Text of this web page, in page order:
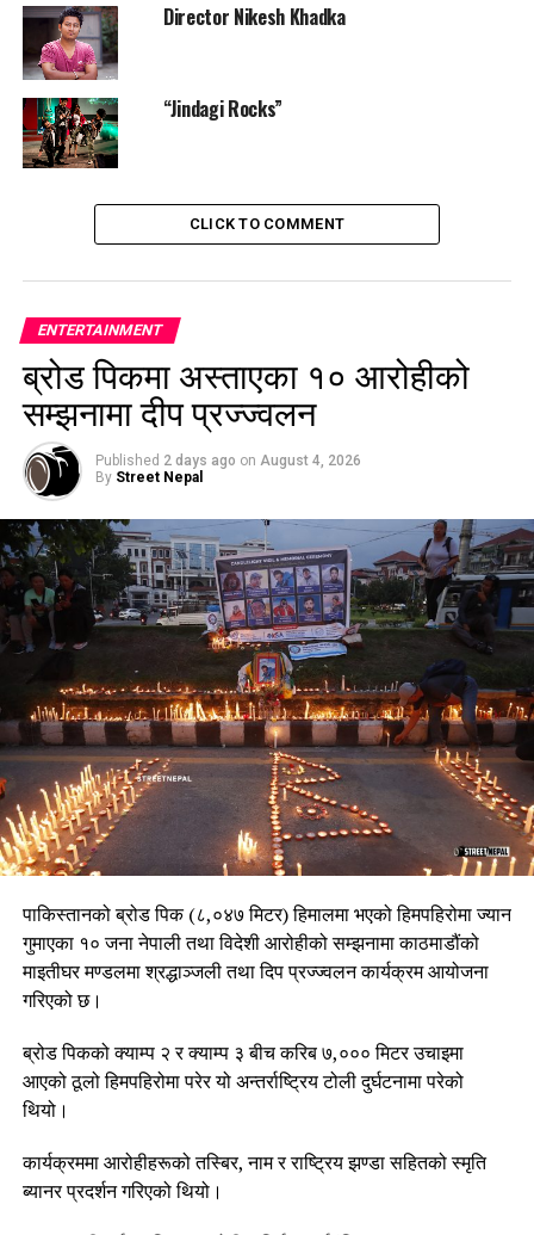
RELATED TOPICS:
LIFE IS UNCERTAIN
RAHUL PRADHAN
WONDERFUL MUSIC VIDEO
UP NEXT
Story of Traffic police
DON'T MISS
Philipino model on Sanjeev Pudasaini’s music video
Director Nikesh Khadka
“Jindagi Rocks”
CLICK TO COMMENT
ENTERTAINMENT
ब्रोड पिकमा अस्ताएका १० आरोहीको
सम्झनामा दीप प्रज्ज्वलन
Published 2 days ago on August 4, 2026
By Street Nepal
पाकिस्तानको ब्रोड पिक (८,०४७ मिटर) हिमालमा भएको हिमपहिरोमा ज्यान
गुमाएका १० जना नेपाली तथा विदेशी आरोहीको सम्झनामा काठमाडौंको
माइतीघर मण्डलमा श्रद्धाञ्जली तथा दिप प्रज्ज्वलन कार्यक्रम आयोजना
गरिएको छ।
ब्रोड पिकको क्याम्प २ र क्याम्प ३ बीच करिब ७,००० मिटर उचाइमा
आएको ठूलो हिमपहिरोमा परेर यो अन्तर्राष्ट्रिय टोली दुर्घटनामा परेको
थियो।
कार्यक्रममा आरोहीहरूको तस्बिर, नाम र राष्ट्रिय झण्डा सहितको स्मृति
ब्यानर प्रदर्शन गरिएको थियो।